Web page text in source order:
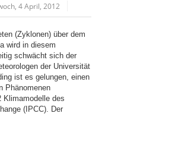
4 April, 2012
(Zyklonen) über dem
wird in diesem
schwächt sich der
der Universität
ist es gelungen, einen
Phänomenen
Klimamodelle des
(IPCC). Der